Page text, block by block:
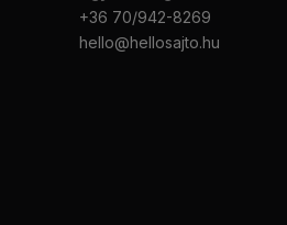
+36 70/942-8269
hello@hellosajto.hu